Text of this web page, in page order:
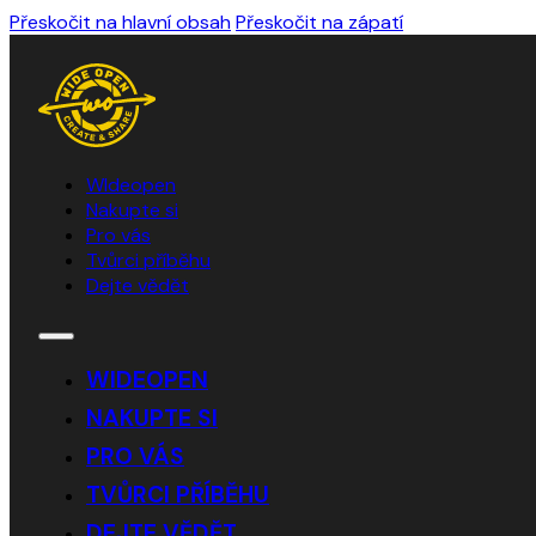
Přeskočit na hlavní obsahPřeskočit na zápatí
WIdeopen
Nakupte si
Pro vás
Tvůrci příběhu
Dejte vědět
WIDEOPEN
NAKUPTE SI
PRO VÁS
TVŮRCI PŘÍBĚHU